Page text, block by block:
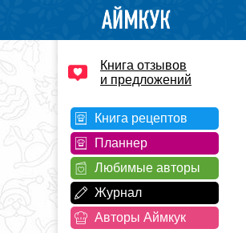
Книга отзывов
и предложений
Книга рецептов
Планнер
Любимые авторы
Журнал
Авторы Аймкук